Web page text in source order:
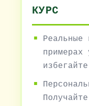
КУРС
Реальные
примерах